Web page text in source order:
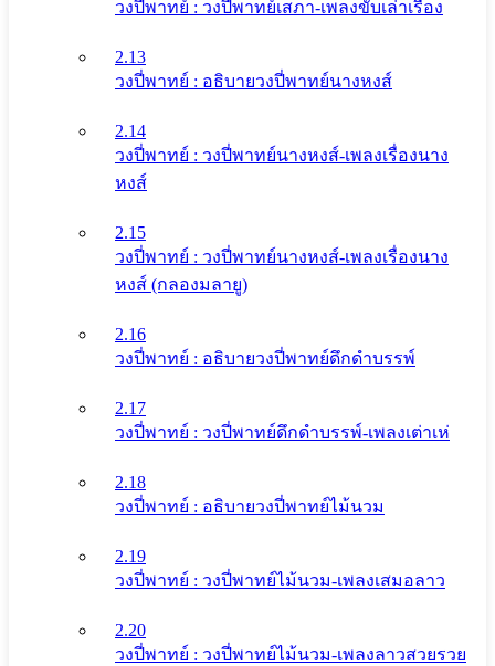
วงปี่พาทย์ : วงปี่พาทย์เสภา-เพลงขับเล่าเรื่อง
2.13
วงปี่พาทย์ : อธิบายวงปี่พาทย์นางหงส์
2.14
วงปี่พาทย์ : วงปี่พาทย์นางหงส์-เพลงเรื่องนาง
หงส์
2.15
วงปี่พาทย์ : วงปี่พาทย์นางหงส์-เพลงเรื่องนาง
หงส์ (กลองมลายู)
2.16
วงปี่พาทย์ : อธิบายวงปี่พาทย์ดึกดําบรรพ์
2.17
วงปี่พาทย์ : วงปี่พาทย์ดึกดําบรรพ์-เพลงเต่าเห่
2.18
วงปี่พาทย์ : อธิบายวงปี่พาทย์ไม้นวม
2.19
วงปี่พาทย์ : วงปี่พาทย์ไม้นวม-เพลงเสมอลาว
2.20
วงปี่พาทย์ : วงปี่พาทย์ไม้นวม-เพลงลาวสวยรวย